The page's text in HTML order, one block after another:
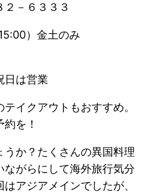
２－６３３３
）金土のみ
日は営業
イクアウトもおすすめ。
を！
うか？たくさんの異国料理
ながらにして海外旅行気分
アジアメインでしたが、